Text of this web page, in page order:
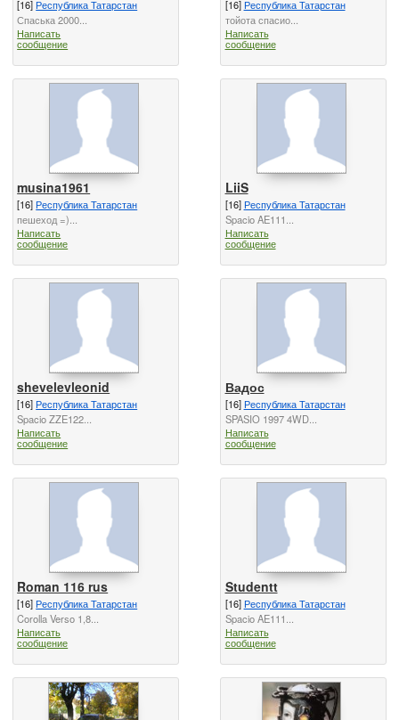
[16]Республика Татарстан
Спаська 2000...
Написать
сообщение
[16]Республика Татарстан
тойота спасио...
Написать
сообщение
musina1961
[16]Республика Татарстан
пешеход =)...
Написать
сообщение
LiiS
[16]Республика Татарстан
Spacio AE111...
Написать
сообщение
shevelevleonid
[16]Республика Татарстан
Spacio ZZE122...
Написать
сообщение
Вадос
[16]Республика Татарстан
SPASIO 1997 4WD...
Написать
сообщение
Roman 116 rus
[16]Республика Татарстан
Corolla Verso 1,8...
Написать
сообщение
Studentt
[16]Республика Татарстан
Spacio AE111...
Написать
сообщение